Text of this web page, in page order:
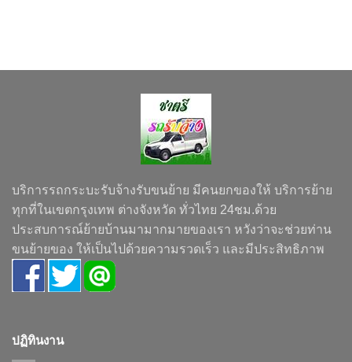
บริการรถกระบะรับจ้างรับขนย้าย มีคนยกของให้ บริการย้าย
ทุกที่ในเขตกรุงเทพ ต่างจังหวัด ทั่วไทย 24ชม.ด้วย
ประสบการณ์ย้ายบ้านมามากมายของเรา หวังว่าจะช่วยท่าน
ขนย้ายของ ให้เป็นไปด้วยความรวดเร็ว และมีประสิทธิภาพ
ปฏิทินงาน